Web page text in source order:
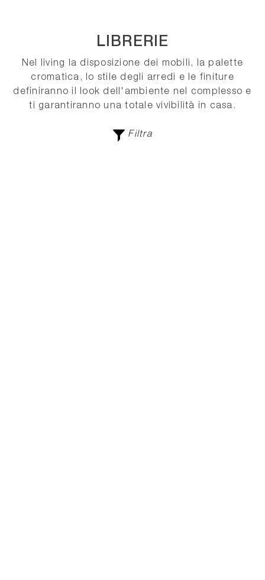
LIBRERIE
Nel living la disposizione dei mobili, la palette
cromatica, lo stile degli arredi e le finiture
definiranno il look dell'ambiente nel complesso e
ti garantiranno una totale vivibilità in casa.
Filtra